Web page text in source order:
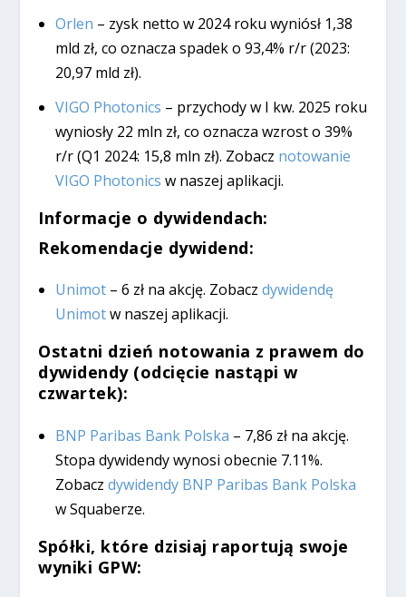
Orlen – zysk netto w 2024 roku wyniósł 1,38
mld zł, co oznacza spadek o 93,4% r/r (2023:
20,97 mld zł).
VIGO Photonics – przychody w I kw. 2025 roku
wyniosły 22 mln zł, co oznacza wzrost o 39%
r/r (Q1 2024: 15,8 mln zł). Zobacz notowanie
VIGO Photonics w naszej aplikacji.
Informacje o dywidendach:
Rekomendacje dywidend:
Unimot– 6 zł na akcję. Zobacz dywidendę
Unimotw naszej aplikacji.
Ostatni dzień notowania z prawem do
dywidendy (odcięcie nastąpi w
czwartek):
BNP Paribas Bank Polska – 7,86 zł na akcję.
Stopa dywidendy wynosi obecnie 7.11%.
Zobacz dywidendy BNP Paribas Bank Polska
w Squaberze.
Spółki, które dzisiaj raportują swoje
wyniki GPW: